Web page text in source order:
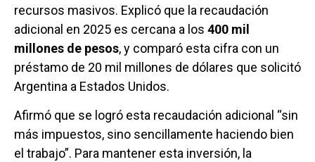
recursos masivos. Explicó que la recaudación
adicional en 2025 es cercana a los 400 mil
millones de pesos, y comparó esta cifra con un
préstamo de 20 mil millones de dólares que solicitó
Argentina a Estados Unidos.
Afirmó que se logró esta recaudación adicional “sin
más impuestos, sino sencillamente haciendo bien
el trabajo”. Para mantener esta inversión, la